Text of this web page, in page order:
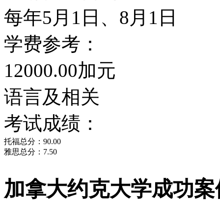
的电脑设备，可供学生
学校荣誉
国内排名
全球高校网(4ICU)国家
加拿大《麦克林》大学
全球排名
每年5月1日、8月1日
学费参考：
12000.00加元
语言及相关
考试成绩：
托福总分：90.00
雅思总分：7.50
加拿大约克大学成功案